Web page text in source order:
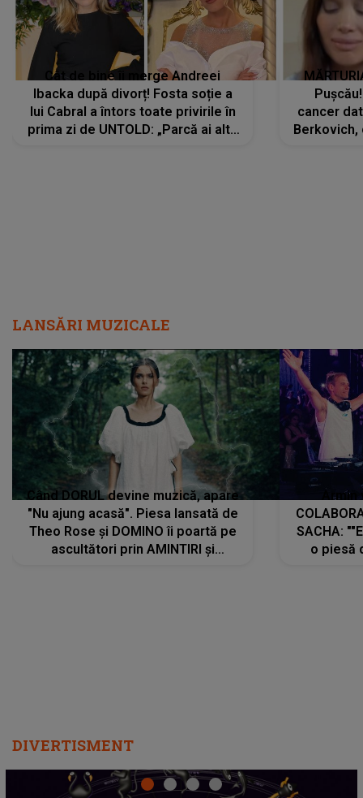
Cât de bine îi merge Andreei
Ibacka după divorț! Fosta soție a
lui Cabral a întors toate privirile în
prima zi de UNTOLD: „Parcă ai altă
cancer
Berkovich,
LANSĂRI MUZICALE
Când DORUL devine muzică, apare
"Nu ajung acasă". Piesa lansată de
Theo Rose și DOMINO îi poartă pe
ascultători prin AMINTIRI și
SACHA:
o piesă
DIVERTISMENT